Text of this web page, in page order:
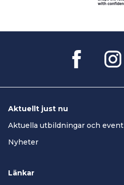
Aktuellt just nu
Aktuella utbildningar och event
Nyheter
Länkar